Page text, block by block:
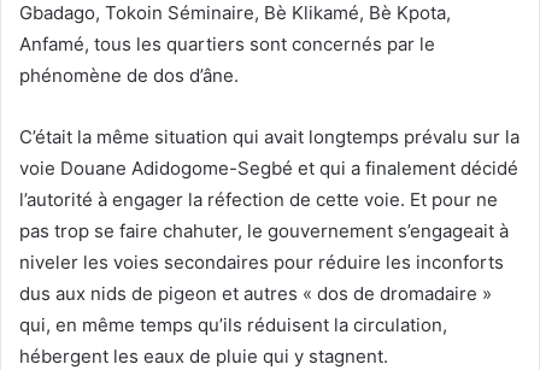
Gbadago, Tokoin Séminaire, Bè Klikamé, Bè Kpota,
Anfamé, tous les quartiers sont concernés par le
phénomène de dos d’âne.
C’était la même situation qui avait longtemps prévalu sur la
voie Douane Adidogome-Segbé et qui a finalement décidé
l’autorité à engager la réfection de cette voie. Et pour ne
pas trop se faire chahuter, le gouvernement s’engageait à
niveler les voies secondaires pour réduire les inconforts
dus aux nids de pigeon et autres « dos de dromadaire »
qui, en même temps qu’ils réduisent la circulation,
hébergent les eaux de pluie qui y stagnent.